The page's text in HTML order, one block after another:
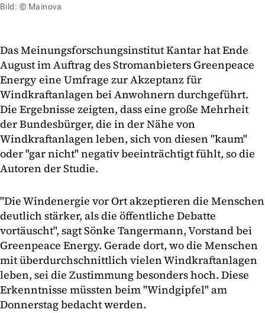
Bild: © Mainova
Das Meinungsforschungsinstitut Kantar hat Ende
August im Auftrag des Stromanbieters Greenpeace
Energy eine Umfrage zur Akzeptanz für
Windkraftanlagen bei Anwohnern durchgeführt.
Die Ergebnisse zeigten, dass eine große Mehrheit
der Bundesbürger, die in der Nähe von
Windkraftanlagen leben, sich von diesen "kaum"
oder "gar nicht" negativ beeinträchtigt fühlt, so die
Autoren der Studie.
"Die Windenergie vor Ort akzeptieren die Menschen
deutlich stärker, als die öffentliche Debatte
vortäuscht", sagt Sönke Tangermann, Vorstand bei
Greenpeace Energy. Gerade dort, wo die Menschen
mit überdurchschnittlich vielen Windkraftanlagen
leben, sei die Zustimmung besonders hoch. Diese
Erkenntnisse müssten beim "Windgipfel" am
Donnerstag bedacht werden.